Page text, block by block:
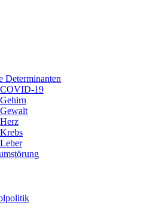
Determinanten
19